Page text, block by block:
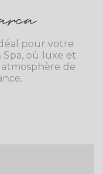
pour votre
Spa, où luxe et
de